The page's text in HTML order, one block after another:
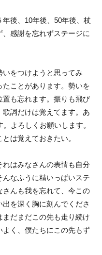
後、10年後、50年後、杖
感謝を忘れずステージに
いをつけようと思ってみ
ことがあります。勢いを
も忘れます。振りも飛び
詞だけは覚えてます。あ
よろしくお願いします。
は覚えておきたい。
はみなさんの表情も自分
なふうに精いっぱいステ
んも我を忘れて、今この
を深く胸に刻んでくださ
だまだこの先も走り続け
よく、僕たちにこの先もず